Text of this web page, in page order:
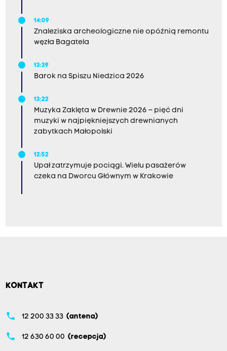
14:09
Znaleziska archeologiczne nie opóźnią remontu
węzła Bagatela
13:39
Barok na Spiszu Niedzica 2026
13:22
Muzyka Zaklęta w Drewnie 2026 – pięć dni
muzyki w najpiękniejszych drewnianych
zabytkach Małopolski
12:52
Upał zatrzymuje pociągi. Wielu pasażerów
czeka na Dworcu Głównym w Krakowie
KONTAKT
phone 12 200 33 33 (antena)
phone 12 630 60 00 (recepcja)